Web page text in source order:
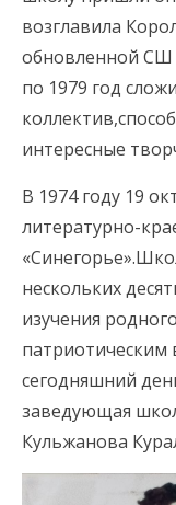
возглавила
обновленной СШ
по 1979 год
интересные
В 1974 году 19
литературно-
нескольких
изучения
патриотическим
сегодняшний
заведующая
Кульжанова